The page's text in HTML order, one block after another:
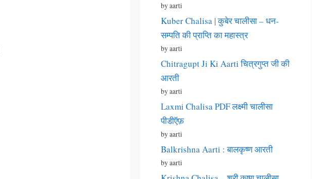
by aarti
Kuber Chalisa | कुबेर चालीसा – धन-
सम्पति की प्राप्ति का महास्त्र
by aarti
Chitragupt Ji Ki Aarti चित्रगुप्त जी की
आरती
by aarti
Laxmi Chalisa PDF लक्ष्मी चालीसा
पीडीऍफ़
by aarti
Balkrishna Aarti : बालकृष्ण आरती
by aarti